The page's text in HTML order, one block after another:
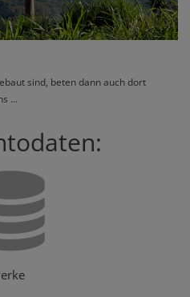
sind, beten dann auch dort
...